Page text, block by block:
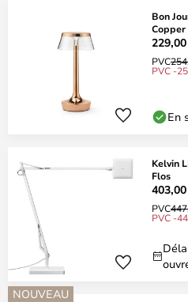
Bon
Copper
PVC
PVC -
En
Kelvin
Flos
PVC
PVC -
NOUVEAU